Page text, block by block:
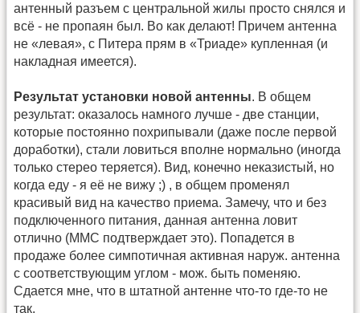
антенный разъем с центральной жилы просто снялся и
всё - не пропаян был. Во как делают! Причем антенна
не «левая», с Питера прям в «Триаде» купленная (и
накладная имеется).
Результат установки новой антенны. В общем
результат: оказалось намного лучше - две станции,
которые постоянно похрипывали (даже после первой
доработки), стали ловиться вполне нормально (иногда
только стерео теряется). Вид, конечно неказистый, но
когда еду - я её не вижу ;) , в общем променял
красивый вид на качество приема. Замечу, что и без
подключенного питания, данная антенна ловит
отлично (ММС подтверждает это). Попадется в
продаже более симпотичная активная наруж. антенна
с соответствующим углом - мож. быть поменяю.
Сдается мне, что в штатной антенне что-то где-то не
так.